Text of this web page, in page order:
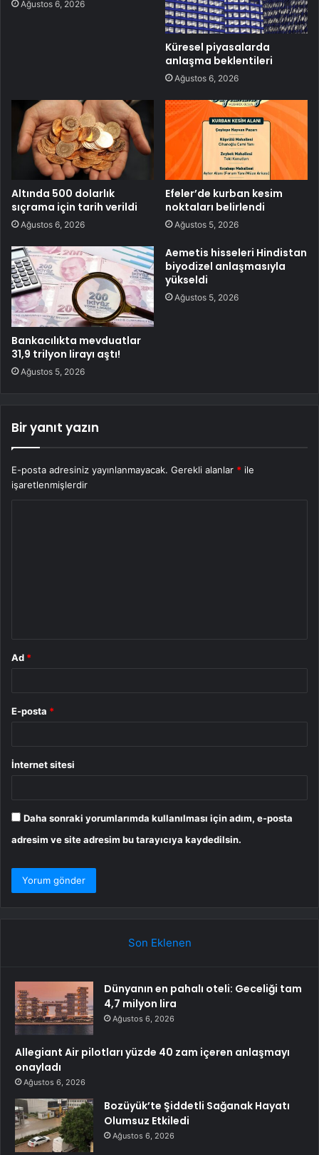
Ağustos 6, 2026
Küresel piyasalarda
anlaşma beklentileri
Ağustos 6, 2026
Altında 500 dolarlık
sıçrama için tarih verildi
Ağustos 6, 2026
Efeler’de kurban kesim
noktaları belirlendi
Ağustos 5, 2026
Bankacılıkta mevduatlar
31,9 trilyon lirayı aştı!
Ağustos 5, 2026
Aemetis hisseleri Hindistan
biyodizel anlaşmasıyla
yükseldi
Ağustos 5, 2026
Bir yanıt yazın
E-posta adresiniz yayınlanmayacak. Gerekli alanlar * ile
işaretlenmişlerdir
Ad *
E-posta *
İnternet sitesi
Daha sonraki yorumlarımda kullanılması için adım, e-posta
adresim ve site adresim bu tarayıcıya kaydedilsin.
Son Eklenen
Dünyanın en pahalı oteli: Geceliği tam
4,7 milyon lira
Ağustos 6, 2026
Allegiant Air pilotları yüzde 40 zam içeren anlaşmayı
onayladı
Ağustos 6, 2026
Bozüyük’te Şiddetli Sağanak Hayatı
Olumsuz Etkiledi
Ağustos 6, 2026